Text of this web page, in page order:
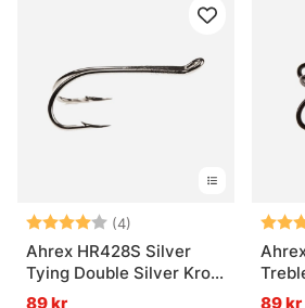
Betyg: (4)
4.0 utav 5 stjärnor
Ahrex HR428S Silver
Tying Double Silver Krok
5-pack
89 kr
89 kr